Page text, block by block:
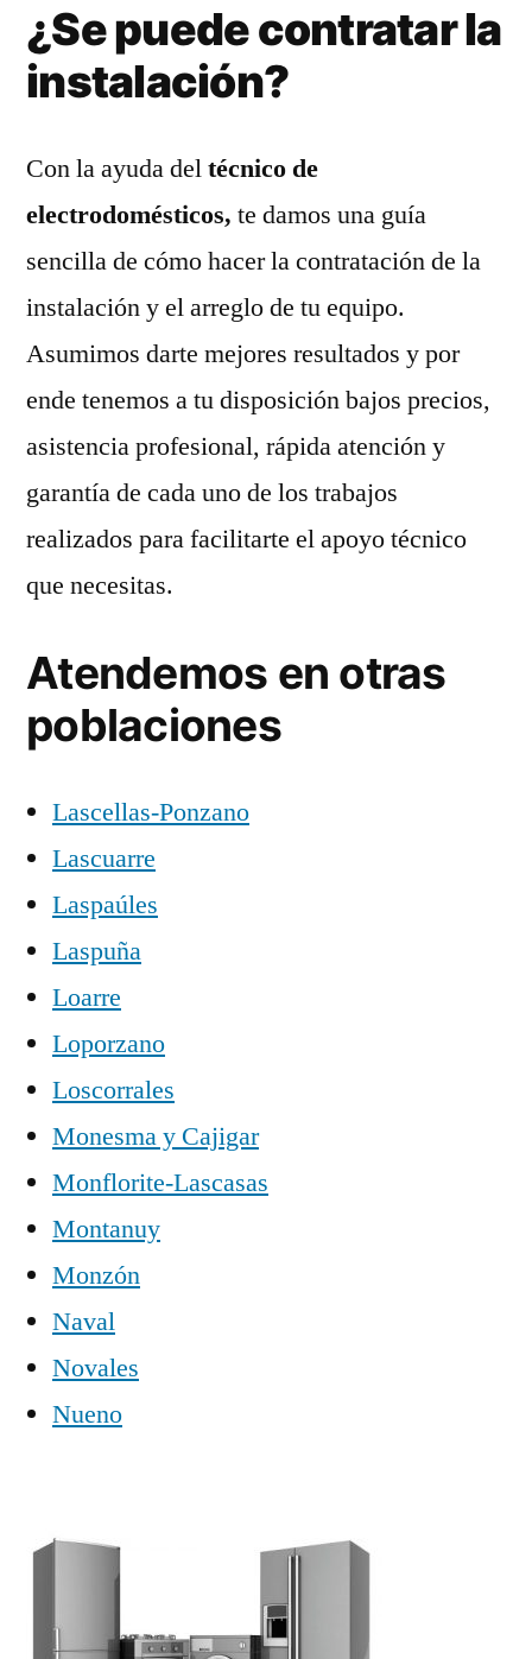
¿Se puede contratar la
instalación?
Con la ayuda deltécnico de
electrodomésticos, te damos una guía
sencilla de cómo hacer la contratación de la
instalación y el arreglo de tu equipo.
Asumimos darte mejores resultados y por
ende tenemos a tu disposición bajos precios,
asistencia profesional, rápida atención y
garantía de cada uno de los trabajos
realizados para facilitarte el apoyo técnico
que necesitas.
Atendemos en otras
poblaciones
Lascellas-Ponzano
Lascuarre
Laspaúles
Laspuña
Loarre
Loporzano
Loscorrales
Monesma y Cajigar
Monflorite-Lascasas
Montanuy
Monzón
Naval
Novales
Nueno